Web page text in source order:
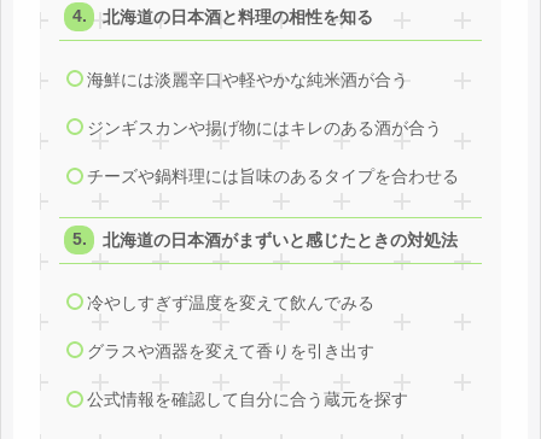
北海道の日本酒と料理の相性を知る
海鮮には淡麗辛口や軽やかな純米酒が合う
ジンギスカンや揚げ物にはキレのある酒が合う
チーズや鍋料理には旨味のあるタイプを合わせる
北海道の日本酒がまずいと感じたときの対処法
冷やしすぎず温度を変えて飲んでみる
グラスや酒器を変えて香りを引き出す
公式情報を確認して自分に合う蔵元を探す